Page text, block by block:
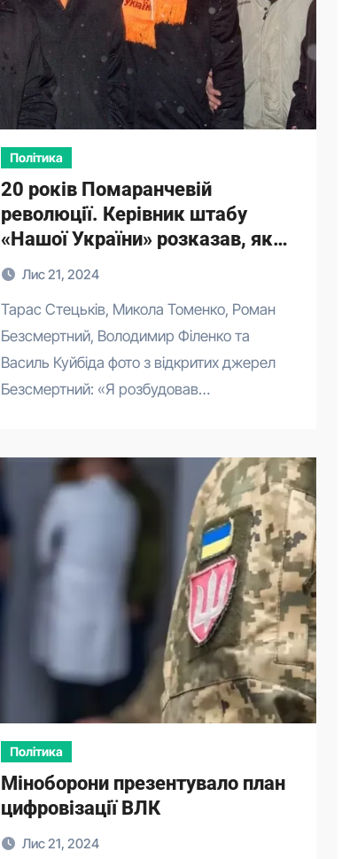
Політика
20 років Помаранчевій
революції. Керівник штабу
«Нашої України» розказав, як
Ющенко образив соратників
Лис 21, 2024
Тарас Стецьків, Микола Томенко, Роман
Безсмертний, Володимир Філенко та
Василь Куйбіда фото з відкритих джерел
Безсмертний: «Я розбудовав…
Політика
Міноборони презентувало план
цифровізації ВЛК
Лис 21, 2024